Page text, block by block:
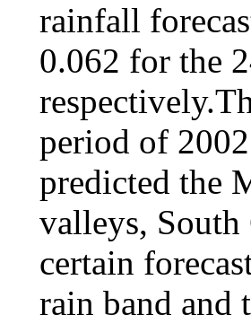
rainfall
0.062 for the
period of
predicted the
valleys,
certain
rain band and